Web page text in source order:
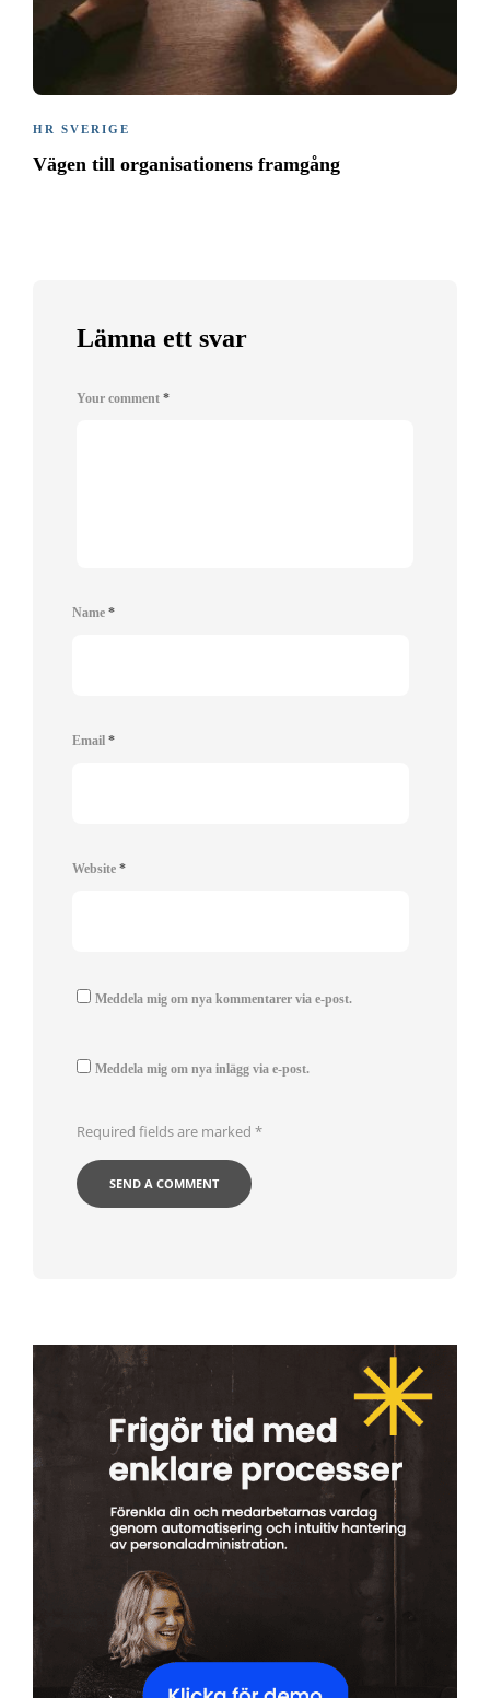
HR SVERIGE
Vägen till organisationens framgång
Lämna ett svar
Your comment *
Name *
Email *
Website *
Meddela mig om nya kommentarer via e-post.
Meddela mig om nya inlägg via e-post.
Required fields are marked *